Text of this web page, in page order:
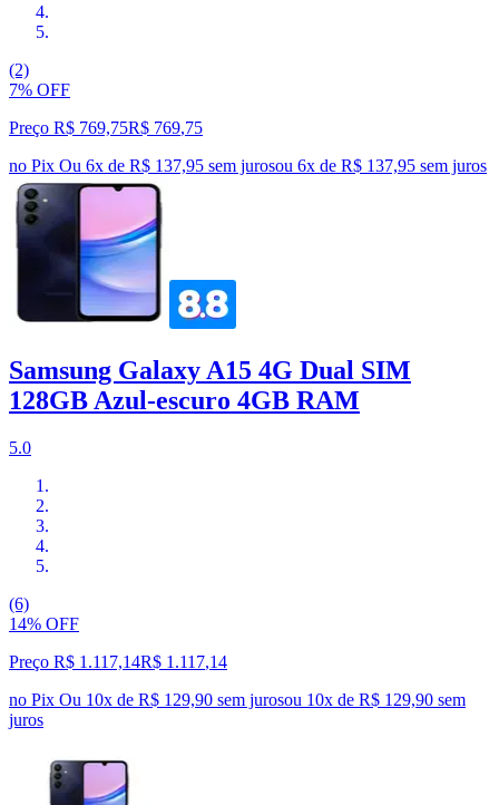
(2)
7% OFF
Preço R$ 769,75R$ 769,75
no Pix Ou 6x de R$ 137,95 sem jurosou 6x de R$ 137,95 sem juros
Samsung Galaxy A15 4G Dual SIM
128GB Azul-escuro 4GB RAM
5.0
(6)
14% OFF
Preço R$ 1.117,14R$ 1.117,14
no Pix Ou 10x de R$ 129,90 sem jurosou 10x de R$ 129,90 sem
juros